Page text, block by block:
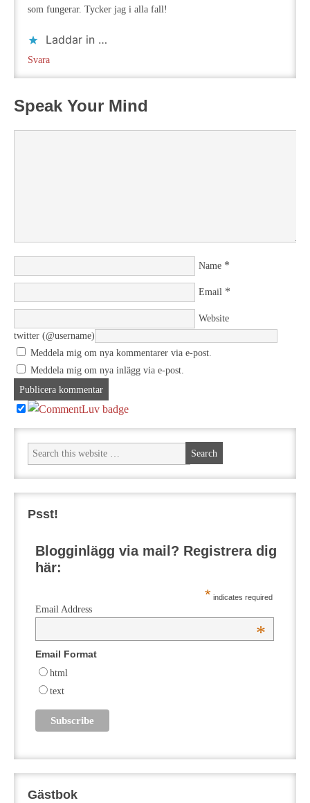
som fungerar. Tycker jag i alla fall!
Laddar in …
Svara
Speak Your Mind
Name *
Email *
Website
twitter (@username)
Meddela mig om nya kommentarer via e-post.
Meddela mig om nya inlägg via e-post.
Psst!
Blogginlägg via mail? Registrera dig
här:
* indicates required
Email Address
*
Email Format
html
text
Gästbok